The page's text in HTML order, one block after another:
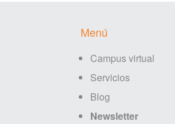
Menú
Campus virtual
Servicios
Blog
Newsletter